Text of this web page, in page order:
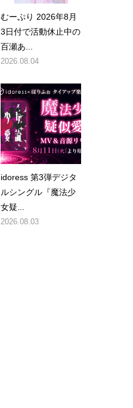
むーぷり 2026年8月
3日付で活動休止中の
百瀬あ...
2026.08.04
idoress 第3弾デジタ
ルシングル『魔法少
女疑...
2026.08.03